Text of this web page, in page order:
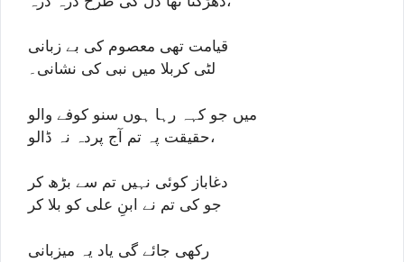
قیامت تھی معصوم کی بے زبانی
لٹی کربلا میں نبی کی نشانی۔
میں جو کہہ رہا ہوں سنو کوفے والو
حقیقت پہ تم آج پردہ نہ ڈالو،
دغاباز کوئی نہیں تم سے بڑھ کر
جو کی تم نے ابنِ علی کو بلا کر
رکھی جائے گی یاد یہ میزبانی